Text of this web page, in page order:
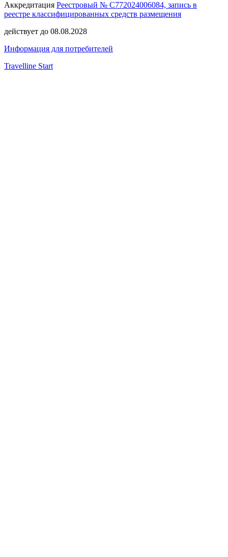
Аккредитация Реестровый № С772024006084, запись в
реестре классифицированных средств размещения
действует до 08.08.2028
Информация для потребителей
Travelline Start